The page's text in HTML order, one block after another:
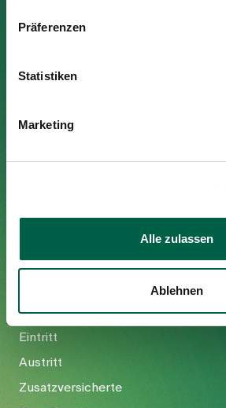
Präferenzen
Statistiken
Marketing
Alle zulassen
Ablehnen
Ihr Aufenthalt
Eintritt
Austritt
Zusatzversicherte
Trichtenhauserstrasse 20
8125 Zollikerberg
Tel
+41 44 397 21 11